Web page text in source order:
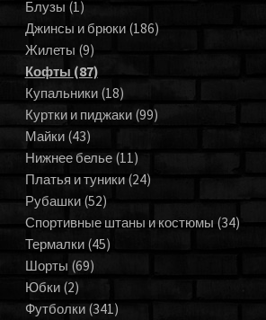
Блузы (1)
Джинсы и брюки (186)
Жилеты (9)
Кофты (87)
Купальники (18)
Куртки и пиджаки (99)
Майки (43)
Нижнее белье (11)
Платья и туники (24)
Рубашки (52)
Спортивные штаны и костюмы (34)
Термалки (45)
Шорты (69)
Юбки (2)
Футболки (341)